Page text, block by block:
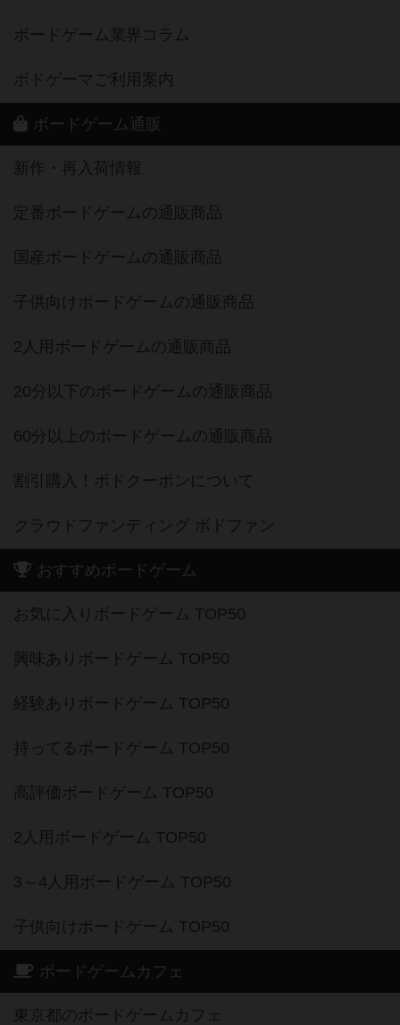
ボードゲーム業界コラム
ボドゲーマご利用案内
ボードゲーム通販
新作・再入荷情報
定番ボードゲームの通販商品
国産ボードゲームの通販商品
子供向けボードゲームの通販商品
2人用ボードゲームの通販商品
20分以下のボードゲームの通販商品
60分以上のボードゲームの通販商品
割引購入！ボドクーポンについて
クラウドファンディング ボドファン
おすすめボードゲーム
お気に入りボードゲーム TOP50
興味ありボードゲーム TOP50
経験ありボードゲーム TOP50
持ってるボードゲーム TOP50
高評価ボードゲーム TOP50
2人用ボードゲーム TOP50
3～4人用ボードゲーム TOP50
子供向けボードゲーム TOP50
ボードゲームカフェ
東京都のボードゲームカフェ